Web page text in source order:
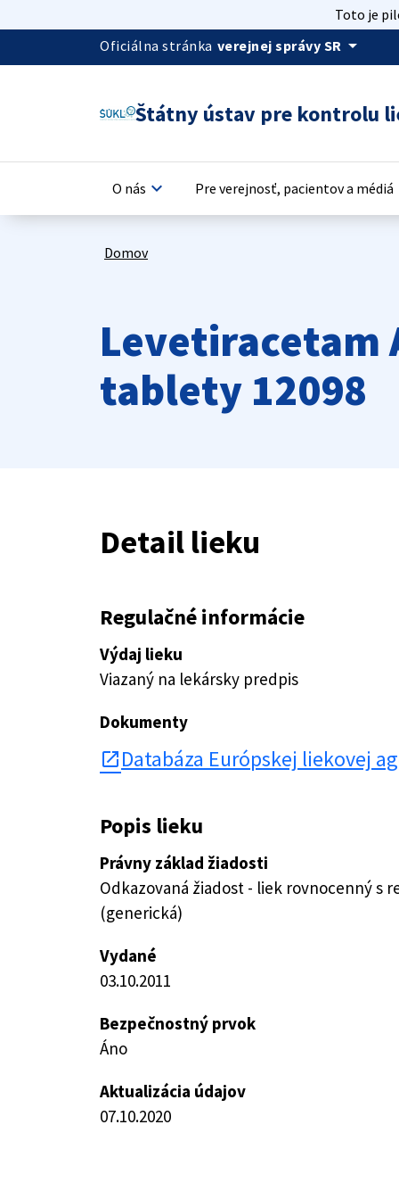
Toto je
Oficiálna stránka verejnej správy SR arrow_drop_down
Štátny ústav pre kontrolu
O nás keyboard_arrow_down Pre verejnosť, pacientov a médiá
Domov
Levetiracetam
tablety 12098
Detail lieku
Regulačné informácie
Výdaj lieku
Viazaný na lekársky predpis
Dokumenty
open_in_new Databáza Európskej liekovej
Popis lieku
Právny základ žiadosti
Odkazovaná žiadost - liek rovnocenný s
(generická)
Vydané
03.10.2011
Bezpečnostný prvok
Áno
Aktualizácia údajov
07.10.2020